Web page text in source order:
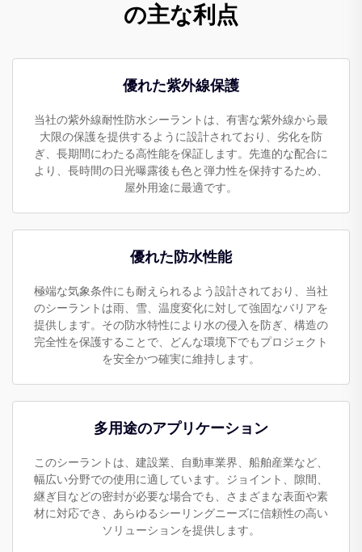
の主な利点
優れた紫外線保護
当社の紫外線耐性防水シーラントは、有害な紫外線から最
大限の保護を提供するように設計されており、劣化を防
ぎ、長期間にわたる高性能を保証します。先進的な配合に
より、長時間の日光曝露後も色と弾力性を保持するため、
屋外用途に最適です。
優れた防水性能
極端な気象条件にも耐えられるよう設計されており、当社
のシーラントは雨、雪、温度変化に対して強固なバリアを
提供します。その防水特性により水の侵入を防ぎ、構造の
完全性を保護することで、どんな環境下でもプロジェクト
を安全かつ確実に維持します。
多用途のアプリケーション
このシーラントは、建設業、自動車業界、船舶産業など、
幅広い分野での使用に適しています。ジョイント、隙間、
継ぎ目などの密封が必要な場合でも、さまざまな表面や素
材に対応でき、あらゆるシーリングニーズに信頼性の高い
ソリューションを提供します。